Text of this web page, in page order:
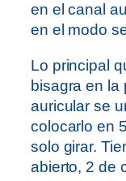
en el canal
en el modo
Lo principal
bisagra en la
auricular se
colocarlo en
solo girar.
abierto, 2 de